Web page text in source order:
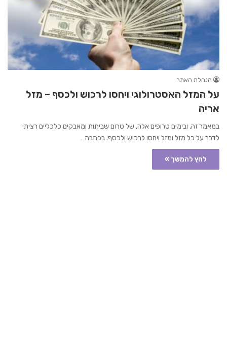
הנהלת האתר
על המזל האסטרולוגי ויחסו לרכוש ולכסף – מזל
אריה
במאמר זה, ובימים טרופים אלה, של טרום שביתות ומאבקים כלכליים רציתי
לדבר על כל מזל ומזל ויחסו לרכוש ולכסף. בכתבה…
לחץ להמשך »